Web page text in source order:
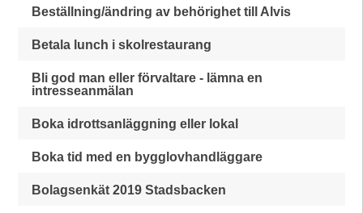
Beställning/ändring av behörighet till Alvis
Betala lunch i skolrestaurang
Bli god man eller förvaltare - lämna en
intresseanmälan
Boka idrottsanläggning eller lokal
Boka tid med en bygglovhandläggare
Bolagsenkät 2019 Stadsbacken